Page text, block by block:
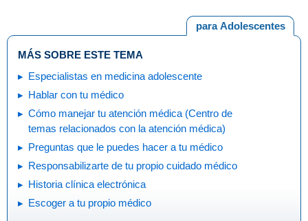
para Adolescentes
MÁS SOBRE ESTE TEMA
Especialistas en medicina adolescente
Hablar con tu médico
Cómo manejar tu atención médica (Centro de
temas relacionados con la atención médica)
Preguntas que le puedes hacer a tu médico
Responsabilizarte de tu propio cuidado médico
Historia clínica electrónica
Escoger a tu propio médico